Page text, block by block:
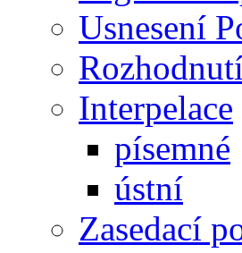
Usnesení
Interpelace
písemné
ústní
Zasedací